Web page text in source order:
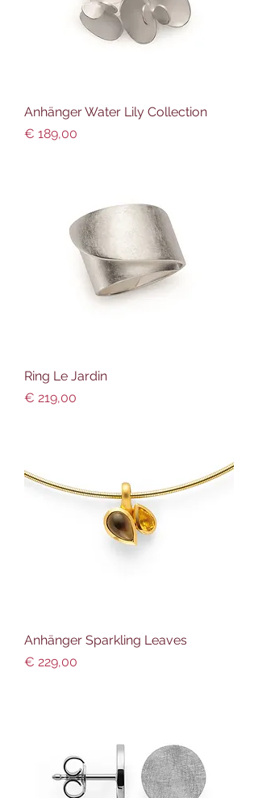
Anhänger Water Lily Collection
Preis
€ 189,00
Ring Le Jardin
Preis
€ 219,00
Anhänger Sparkling Leaves
Preis
€ 229,00